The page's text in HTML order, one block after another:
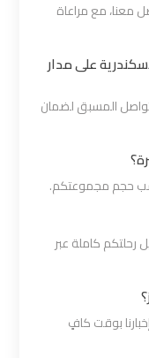
معنا، مع مراعاة
على مدار
المسبق لضمان
حجم مجموعتكم.
كاملة عبر
بوقت كافٍ